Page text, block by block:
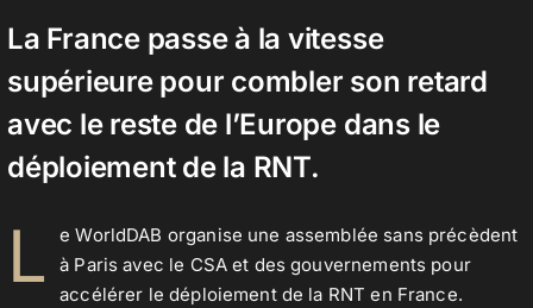
Nos flux audio
Contact
La France passe à la vitesse
supérieure pour combler son retard
avec le reste de l’Europe dans le
déploiement de la RNT.
L
e WorldDAB organise une assemblée sans précèdent
à Paris avec le CSA et des gouvernements pour
accélérer le déploiement de la RNT en France.